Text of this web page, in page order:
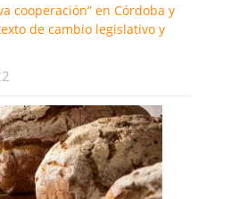
cooperación” en Córdoba y
de cambio legislativo y